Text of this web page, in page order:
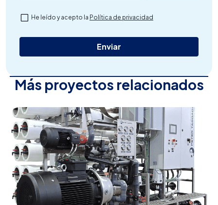
He leído y acepto la Política de privacidad
Más proyectos relacionados